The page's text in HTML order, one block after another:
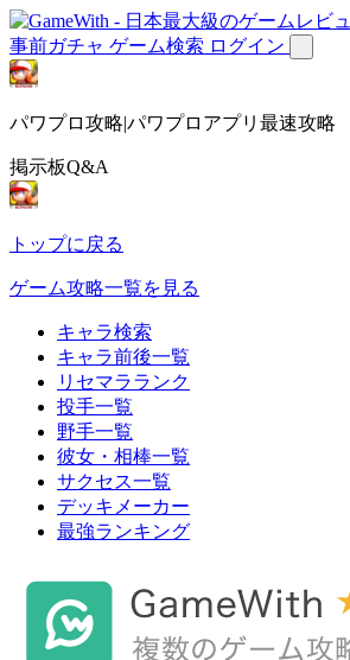
事前ガチャ ゲーム検索 ログイン
パワプロ攻略|パワプロアプリ最速攻略
掲示板Q&A
トップに戻る
ゲーム攻略一覧を見る
キャラ検索
キャラ前後一覧
リセマラランク
投手一覧
野手一覧
彼女・相棒一覧
サクセス一覧
デッキメーカー
最強ランキング